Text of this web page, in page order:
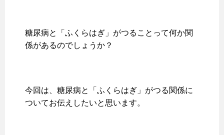
糖尿病と「ふくらはぎ」がつることって何か関
係があるのでしょうか？
今回は、糖尿病と「ふくらはぎ」がつる関係に
ついてお伝えしたいと思います。